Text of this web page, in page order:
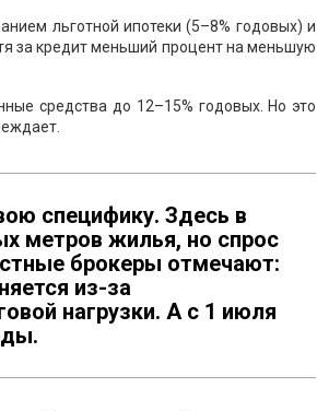
льготной ипотеки (5–8% годовых) и
за кредит меньший процент на меньшую
средства до 12–15% годовых. Но это
специфику. Здесь в
метров жилья, но спрос
брокеры отмечают:
из-за
нагрузки. А с 1 июля